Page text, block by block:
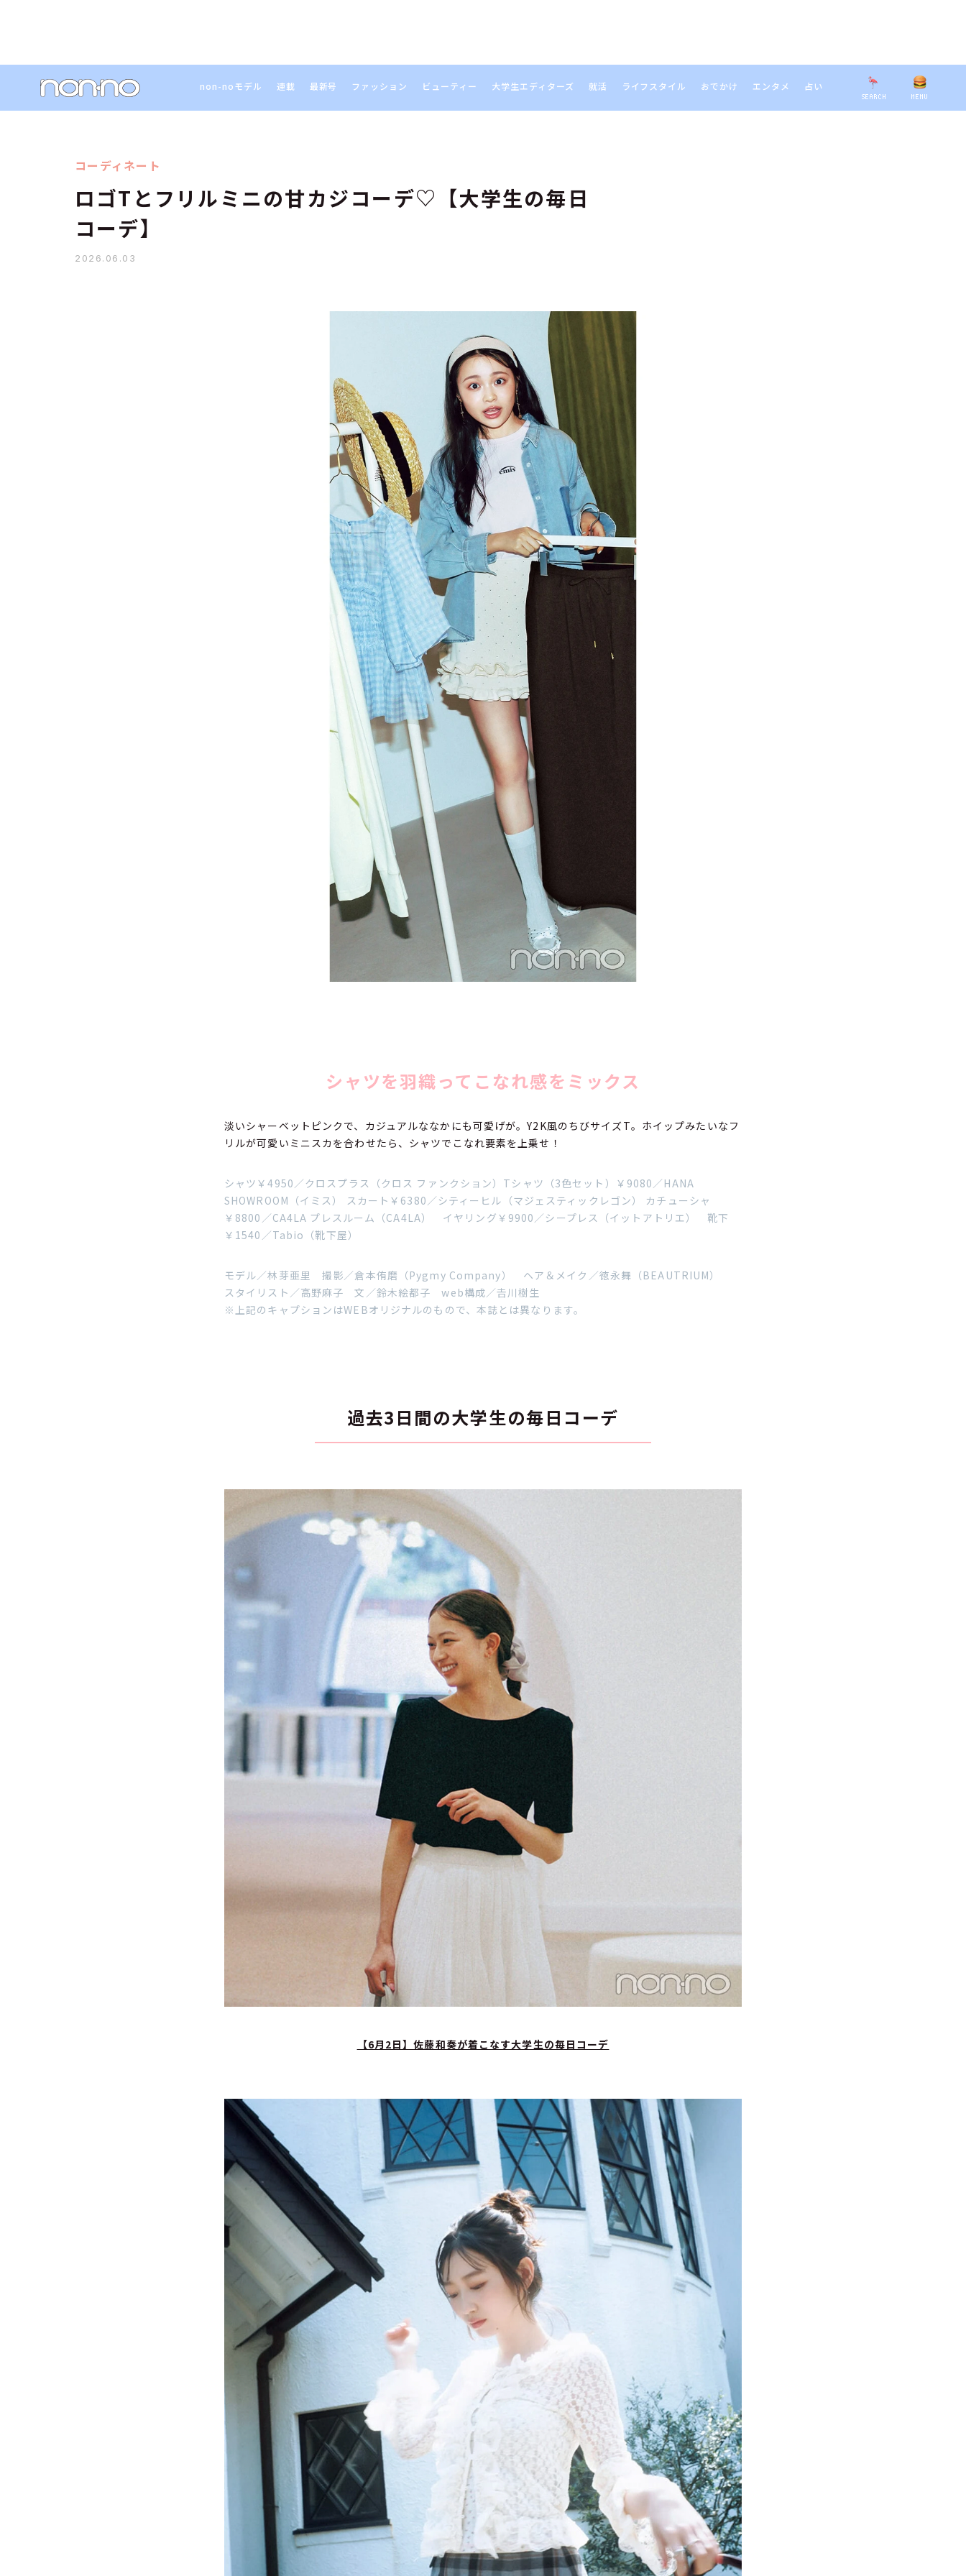
SEARCH MENU
non-noモデル 連載 最新号 ファッション ビューティー 大学生エディターズ 就活 ライフスタイル おでかけ エンタメ 占い
コーディネート
ロゴTとフリルミニの甘カジコーデ♡【大学生の毎日
コーデ】
2026.06.03
シャツを羽織ってこなれ感をミックス
淡いシャーベットピンクで、カジュアルななかにも可愛げが。Y2K風のちびサイズT。ホイップみたいなフ
リルが可愛いミニスカを合わせたら、シャツでこなれ要素を上乗せ！
シャツ￥4950／クロスプラス（クロス ファンクション）Tシャツ（3色セット）￥9080／HANA
SHOWROOM（イミス） スカート￥6380／シティーヒル（マジェスティックレゴン） カチューシャ
￥8800／CA4LA プレスルーム（CA4LA） イヤリング￥9900／シープレス（イットアトリエ） 靴下
￥1540／Tabio（靴下屋）
モデル／林芽亜里 撮影／倉本侑磨（Pygmy Company） ヘア＆メイク／徳永舞（BEAUTRIUM）
スタイリスト／高野麻子 文／鈴木絵都子 web構成／𠮷川樹生
※上記のキャプションはWEBオリジナルのもので、本誌とは異なります。
過去3日間の大学生の毎日コーデ
【6月2日】佐藤和奏が着こなす大学生の毎日コーデ